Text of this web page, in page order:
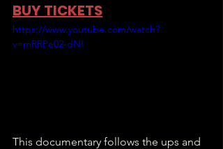
BUY TICKETS
https://www.youtube.com/watch?
v=mRRPe02-dNI
This documentary follows the ups and